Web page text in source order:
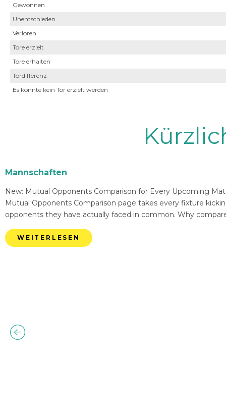
Gewonnen
Unentschieden
Verloren
Tore erzielt
Tore erhalten
Tordifferenz
Es konnte kein Tor erzielt werden
Mannschaften
New: Mutual Opponents Comparison for Every Upcoming
Mutual Opponents Comparison page takes every fixture
opponents they have actually faced in common. Why
WEITERLESEN